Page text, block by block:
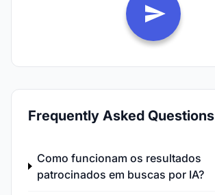
Frequently Asked Questions
Como funcionam os resultados
patrocinados em buscas por IA?